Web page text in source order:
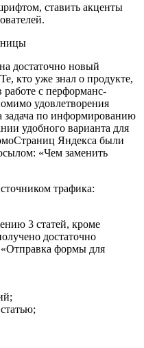
ставить акценты
достаточно новый
кто уже знал о продукте,
с перформанс-
удовлетворения
задача по информированию
удобного варианта для
Яндекса были
«Чем заменить
3 статей, кроме
достаточно
формы для